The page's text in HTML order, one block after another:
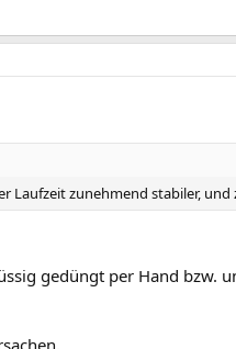
Laufzeit zunehmend stabiler,
gedüngt per Hand bzw.